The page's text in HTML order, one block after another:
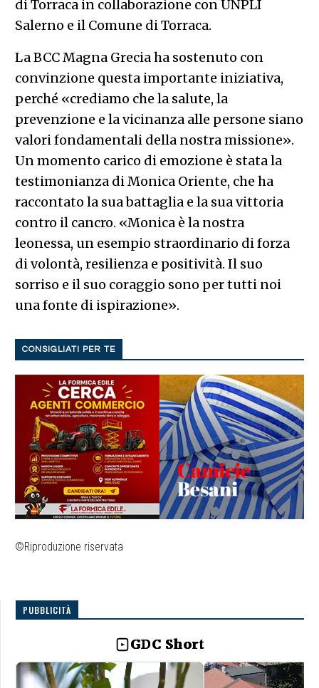
di Torraca in collaborazione con UNPLI
Salerno e il Comune di Torraca.
La BCC Magna Grecia ha sostenuto con
convinzione questa importante iniziativa,
perché «crediamo che la salute, la
prevenzione e la vicinanza alle persone siano
valori fondamentali della nostra missione».
Un momento carico di emozione è stata la
testimonianza di Monica Oriente, che ha
raccontato la sua battaglia e la sua vittoria
contro il cancro. «Monica è la nostra
leonessa, un esempio straordinario di forza
di volontà, resilienza e positività. Il suo
sorriso e il suo coraggio sono per tutti noi
una fonte di ispirazione».
CONSIGLIATI PER TE
©Riproduzione riservata
PUBBLICITÀ
GDC Short